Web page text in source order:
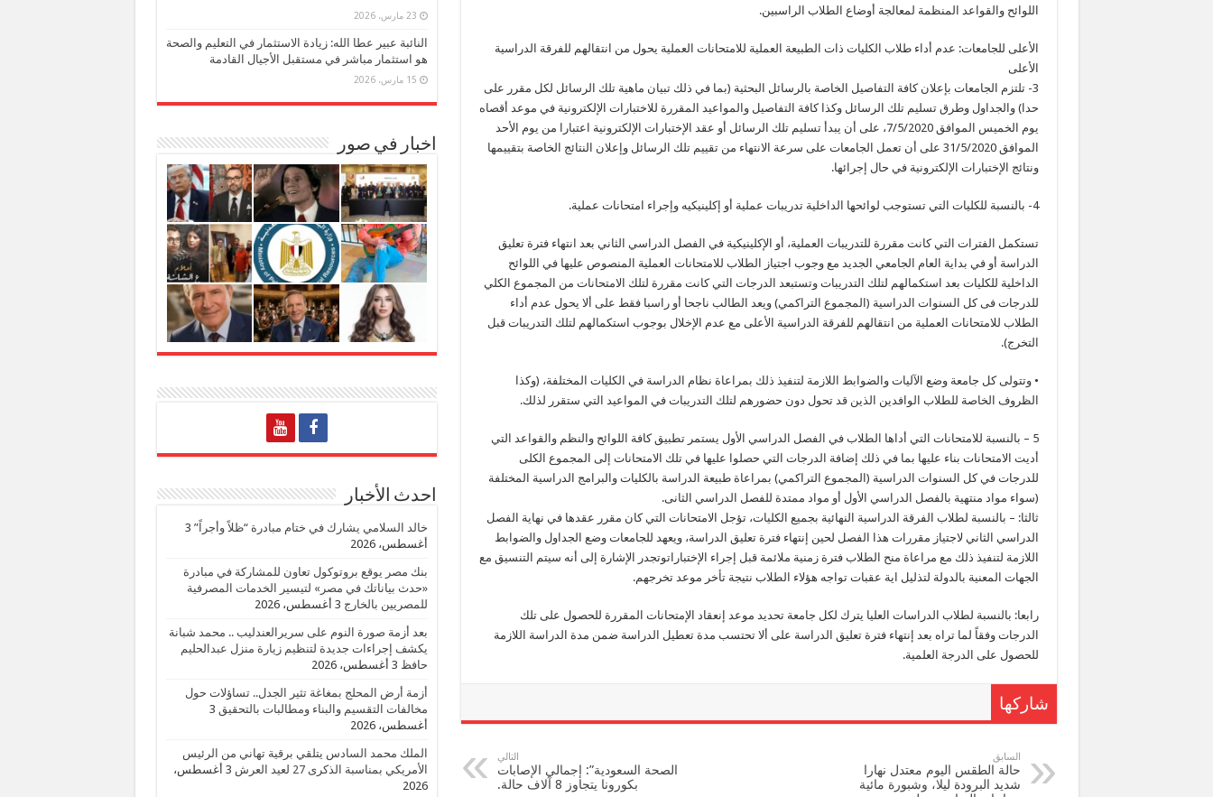
اللوائح والقواعد المنظمة لمعالجة أوضاع الطلاب الراسبين.
الأعلى للجامعات: عدم أداء طلاب الكليات ذات الطبيعة العملية للامتحانات العملية يحول من انتقالهم للفرقة الدراسية
الأعلى
3- تلتزم الجامعات بإعلان كافة التفاصيل الخاصة بالرسائل البحثية (بما في ذلك تبيان ماهية تلك الرسائل لكل مقرر على
حدا) والجداول وطرق تسليم تلك الرسائل وكذا كافة التفاصيل والمواعيد المقررة للاختبارات الإلكترونية في موعد أقصاه
يوم الخميس الموافق 7/5/2020، على أن يبدأ تسليم تلك الرسائل أو عقد الإختبارات الإلكترونية اعتبارا من يوم الأحد
الموافق 31/5/2020 على أن تعمل الجامعات على سرعة الانتهاء من تقييم تلك الرسائل وإعلان النتائج الخاصة بتقييمها
ونتائج الإختبارات الإلكترونية في حال إجرائها.
4- بالنسبة للكليات التي تستوجب لوائحها الداخلية تدريبات عملية أو إكلينيكيه وإجراء امتحانات عملية.
تستكمل الفترات التي كانت مقررة للتدريبات العملية، أو الإكلينيكية في الفصل الدراسي الثاني بعد انتهاء فترة تعليق
الدراسة أو في بداية العام الجامعي الجديد مع وجوب اجتياز الطلاب للامتحانات العملية المنصوص عليها في اللوائح
الداخلية للكليات بعد استكمالهم لتلك التدريبات وتستبعد الدرجات التي كانت مقررة لتلك الامتحانات من المجموع الكلي
للدرجات فى كل السنوات الدراسية (المجموع التراكمي) ويعد الطالب ناجحا أو راسبا فقط على ألا يحول عدم أداء
الطلاب للامتحانات العملية من انتقالهم للفرقة الدراسية الأعلى مع عدم الإخلال بوجوب استكمالهم لتلك التدريبات قبل
التخرج).
• وتتولى كل جامعة وضع الآليات والضوابط اللازمة لتنفيذ ذلك بمراعاة نظام الدراسة في الكليات المختلفة، (وكذا
الظروف الخاصة للطلاب الوافدين الذين قد تحول دون حضورهم لتلك التدريبات في المواعيد التي ستقرر لذلك.
5 – بالنسبة للامتحانات التي أداها الطلاب في الفصل الدراسي الأول يستمر تطبيق كافة اللوائح والنظم والقواعد التي
أديت الامتحانات بناء عليها بما في ذلك إضافة الدرجات التي حصلوا عليها في تلك الامتحانات إلى المجموع الكلى
للدرجات في كل السنوات الدراسية (المجموع التراكمي) بمراعاة طبيعة الدراسة بالكليات والبرامج الدراسية المختلفة
(سواء مواد منتهية بالفصل الدراسي الأول أو مواد ممتدة للفصل الدراسي الثانى.
ثالثا: – بالنسبة لطلاب الفرقة الدراسية النهائية بجميع الكليات، تؤجل الامتحانات التي كان مقرر عقدها في نهاية الفصل
الدراسي الثاني لاجتياز مقررات هذا الفصل لحين إنتهاء فترة تعليق الدراسة، ويعهد للجامعات وضع الجداول والضوابط
اللازمة لتنفيذ ذلك مع مراعاة منح الطلاب فترة زمنية ملائمة قبل إجراء الإختباراتوتجدر الإشارة إلى أنه سيتم التنسيق مع
الجهات المعنية بالدولة لتذليل اية عقبات تواجه هؤلاء الطلاب نتيجة تأخر موعد تخرجهم.
رابعا: بالنسبة لطلاب الدراسات العليا يترك لكل جامعة تحديد موعد إنعقاد الإمتحانات المقررة للحصول على تلك
الدرجات وفقاً لما تراه بعد إنتهاء فترة تعليق الدراسة على ألا تحتسب مدة تعطيل الدراسة ضمن مدة الدراسة اللازمة
للحصول على الدرجة العلمية.
شاركها
السابق
حالة الطقس اليوم معتدل نهارا
شديد البرودة ليلا، وشبورة مائية
التالي
الصحة السعودية”: إجمالي الإصابات
بكورونا يتجاوز 8 آلاف حالة.
23 مارس، 2026
النائبة عبير عطا الله: زيادة الاستثمار في التعليم والصحة
هو استثمار مباشر في مستقبل الأجيال القادمة
15 مارس، 2026
اخبار في صور
احدث الأخبار
خالد السلامي يشارك في ختام مبادرة “ظلاً وأجراً” 3
أغسطس، 2026
بنك مصر يوقع بروتوكول تعاون للمشاركة في مبادرة
«حدث بياناتك في مصر» لتيسير الخدمات المصرفية
للمصريين بالخارج 3 أغسطس، 2026
بعد أزمة صورة النوم على سريرالعندليب .. محمد شبانة
يكشف إجراءات جديدة لتنظيم زيارة منزل عبدالحليم
حافظ 3 أغسطس، 2026
أزمة أرض المحلج بمغاغة تثير الجدل.. تساؤلات حول
مخالفات التقسيم والبناء ومطالبات بالتحقيق 3
أغسطس، 2026
الملك محمد السادس يتلقي برقية تهاني من الرئيس
الأمريكي بمناسبة الذكرى 27 لعيد العرش
3 أغسطس،
2026